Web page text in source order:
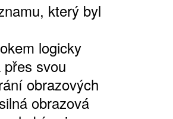
který byl
logicky
svou
obrazových
obrazová